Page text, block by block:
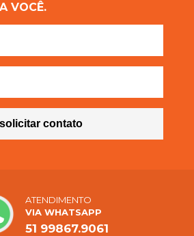
VOCÊ.
solicitar contato
ATENDIMENTO
VIA WHATSAPP
51 99867.9061